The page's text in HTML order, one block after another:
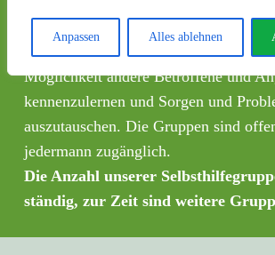
Anpassen Alles ablehnen
Selbsthilfegruppen, davon 3 für
Möglichkeit andere Betroffene und
kennenzulernen und Sorgen und
auszutauschen. Die Gruppen sind
jedermann zugänglich.
Die Anzahl unserer
ständig, zur Zeit sind weitere